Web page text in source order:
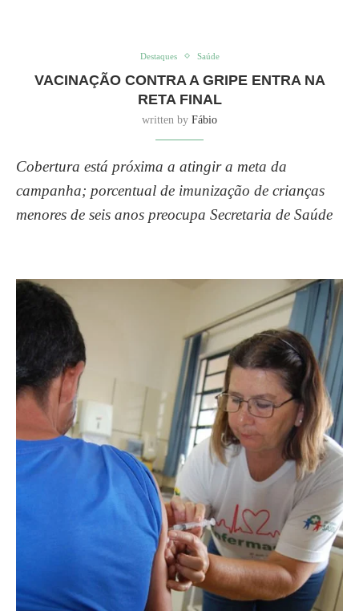
Destaques Saúde
VACINAÇÃO CONTRA A GRIPE ENTRA NA
RETA FINAL
written by Fábio
Cobertura está próxima a atingir a meta da
campanha; porcentual de imunização de crianças
menores de seis anos preocupa Secretaria de Saúde